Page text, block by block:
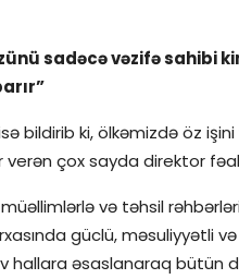
sadəcə vəzifə sahibi
bildirib ki, ölkəmizdə öz
verən çox sayda direktor
və təhsil
güclü, məsuliyyətli
hallara əsaslanaraq bütün